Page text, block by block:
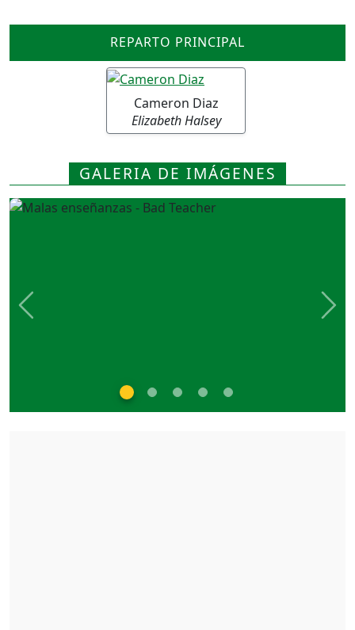
REPARTO PRINCIPAL
Cameron Diaz
Elizabeth Halsey
GALERIA DE IMÁGENES
Previous Next